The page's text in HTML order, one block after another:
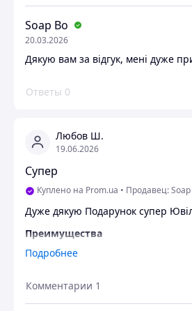
Soap Bo
20.03.2026
Дякую вам за відгук, мені дуже
Ответы 0
Любов Ш.
19.06.2026
Супер
Куплено на Prom.ua • Продавец:
Дуже дякую Подарунок супер
Преимущества
Все супер
Недоліків не бачу
Подробнее
Комментарии 1